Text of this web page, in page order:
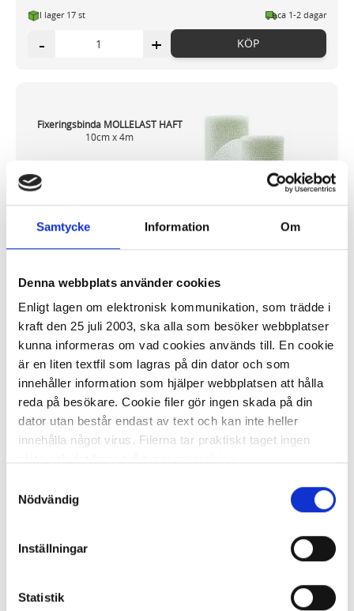
Samtycke Information Om
Denna webbplats använder cookies
Enligt lagen om elektronisk kommunikation, som trädde i
kraft den 25 juli 2003, ska alla som besöker webbplatser
kunna informeras om vad cookies används till. En cookie
är en liten textfil som lagras på din dator och som
innehåller information som hjälper webbplatsen att hålla
reda på besökare. Cookie filer gör ingen skada på din
dator utan består endast av text och kan inte heller
innehålla något virus. Filerna tar praktiskt taget ingen
Den ena typen sparar en fil permanent på din dator,
dessa används för att exempelvis kunna mäta hur du
som besökare rör dig på hemsidan. Detta enbart för att
kunna erbjuda besökaren bättre tjänster och service.
funktioner för detta. Informationen som sparas på din
Nödvändig
Inställningar
Statistik
I lager 17 st ca 1-2 dagar
- + KÖP
Fixeringsbinda MOLLELAST HAFT
10cm x 4m
I lager 42 rl
- + KÖP
Huvudförband CEDERROTH
43,20 kr/st
I lager 23 st ca 1-2 dagar
-